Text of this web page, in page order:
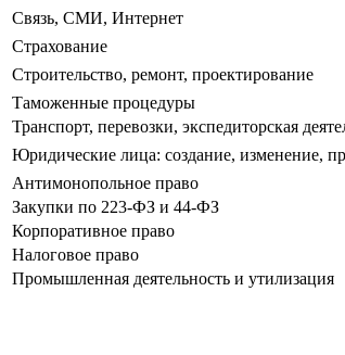
Связь, СМИ, Интернет
Страхование
Строительство, ремонт, проектирование
Таможенные процедуры
Транспорт, перевозки, экспедиторская
Юридические лица: создание, изменение,
Антимонопольное право
Закупки по 223-ФЗ и 44-ФЗ
Корпоративное право
Налоговое право
Промышленная деятельность и утилизация